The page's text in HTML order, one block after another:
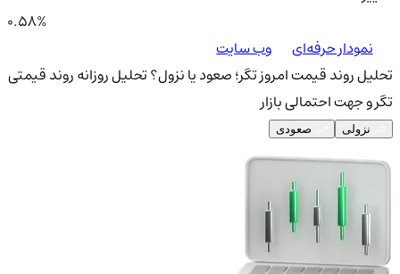
0.58%
نمودار حرفه‌ای
وب سایت
تحلیل روند قیمت امروز تگر؛ صعود یا نزول؟تحلیل روزانه روند قیمتی
تگر و جهت احتمالی بازار
نزولی صعودی